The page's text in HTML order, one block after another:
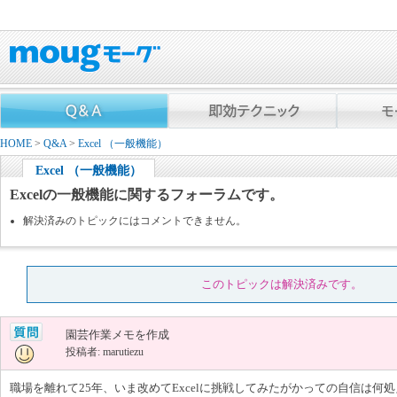
HOME > Q&A> Excel （一般機能）
Excel （一般機能）
Excelの一般機能に関するフォーラムです。
解決済みのトピックにはコメントできません。
このトピックは解決済みです。
園芸作業メモを作成
投稿者: marutiezu
職場を離れて25年、いま改めてExcelに挑戦してみたがかっての自信は何